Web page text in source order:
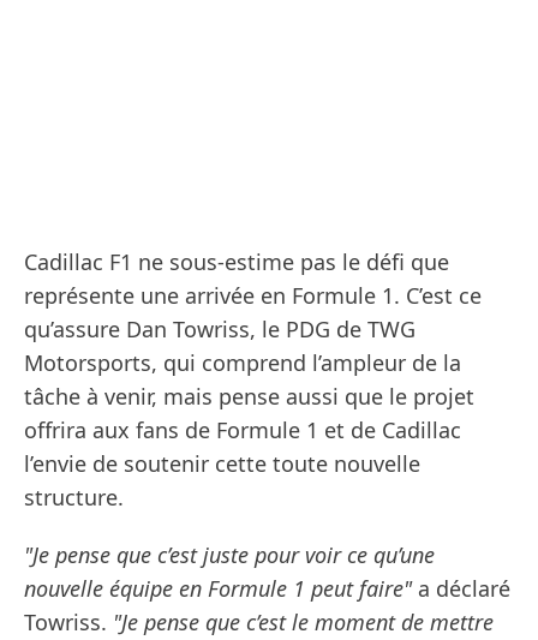
Cadillac F1 ne sous-estime pas le défi que
représente une arrivée en Formule 1. C’est ce
qu’assure Dan Towriss, le PDG de TWG
Motorsports, qui comprend l’ampleur de la
tâche à venir, mais pense aussi que le projet
offrira aux fans de Formule 1 et de Cadillac
l’envie de soutenir cette toute nouvelle
structure.
"Je pense que c’est juste pour voir ce qu’une
nouvelle équipe en Formule 1 peut faire" a déclaré
Towriss. "Je pense que c’est le moment de mettre